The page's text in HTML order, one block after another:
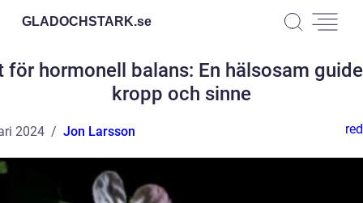
GLADOCHSTARK.se
för hormonell balans: En hälsosam
kropp och sinne
2024 Jon Larsson